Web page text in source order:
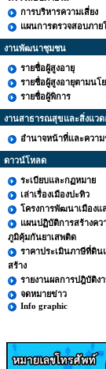
การบริหารความเสี่ยง
แผนการตรวจสอบภาย
งานพัฒนาชุมชน
รายชื่อผู้สูงอายุ
รายชื่อผู้สูงอายุตามนโ
รายชื่อผู้พิการ
งานสาธารณสุขและสิ่งแว
อำนาจหน้าที่และควา
ดาวน์โหลด
ระเบียบและกฏหมาย
เล่าเรื่องเมืองปะทิว
โครงการพัฒนาเมืองแ
แผนปฏิบัติการสร้างคว
ภูมิคุ้มกันยาเสพติด
ราคาประเมินภาษีที่ดิน
สร้าง
รายงานผลการปฎิบัติง
จดหมายข่าว
Info graphic